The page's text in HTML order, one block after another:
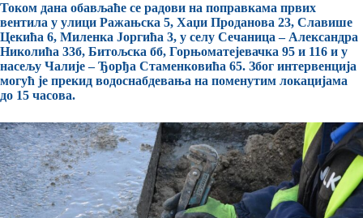
Током дана обављаће се радови на поправкама првих
вентила у улици Ражањска 5, Хаџи Проданова 23, Славише
Цекића 6, Миленка Јоргића 3, у селу Сечаница – Александра
Николића 33б, Битољска бб, Горњоматејевачка 95 и 116 и у
насељу Чалије – Ђорђа Стаменковића 65. Због интервенција
могућ је прекид водоснабдевања на поменутим локацијама
до 15 часова.